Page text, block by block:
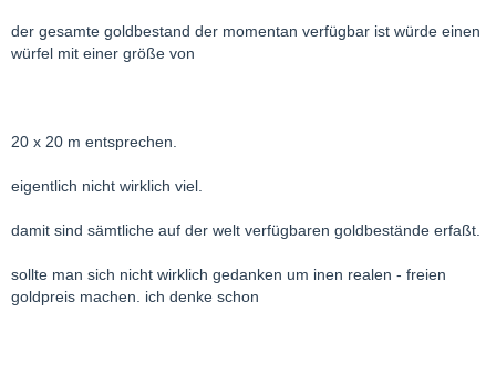
der gesamte goldbestand der momentan verfügbar ist würde einen
würfel mit einer größe von
20 x 20 m entsprechen.
eigentlich nicht wirklich viel.
damit sind sämtliche auf der welt verfügbaren goldbestände erfaßt.
sollte man sich nicht wirklich gedanken um inen realen - freien
goldpreis machen. ich denke schon